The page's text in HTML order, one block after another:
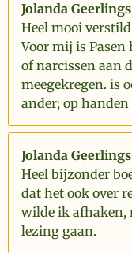
Jolanda Geerlings
Heel mooi
Voor mij is Pasen
of narcissen aan
meegekregen. is
ander; op handen
Jolanda Geerlings
Heel bijzonder
dat het ook over
wilde ik afhaken,
lezing gaan.